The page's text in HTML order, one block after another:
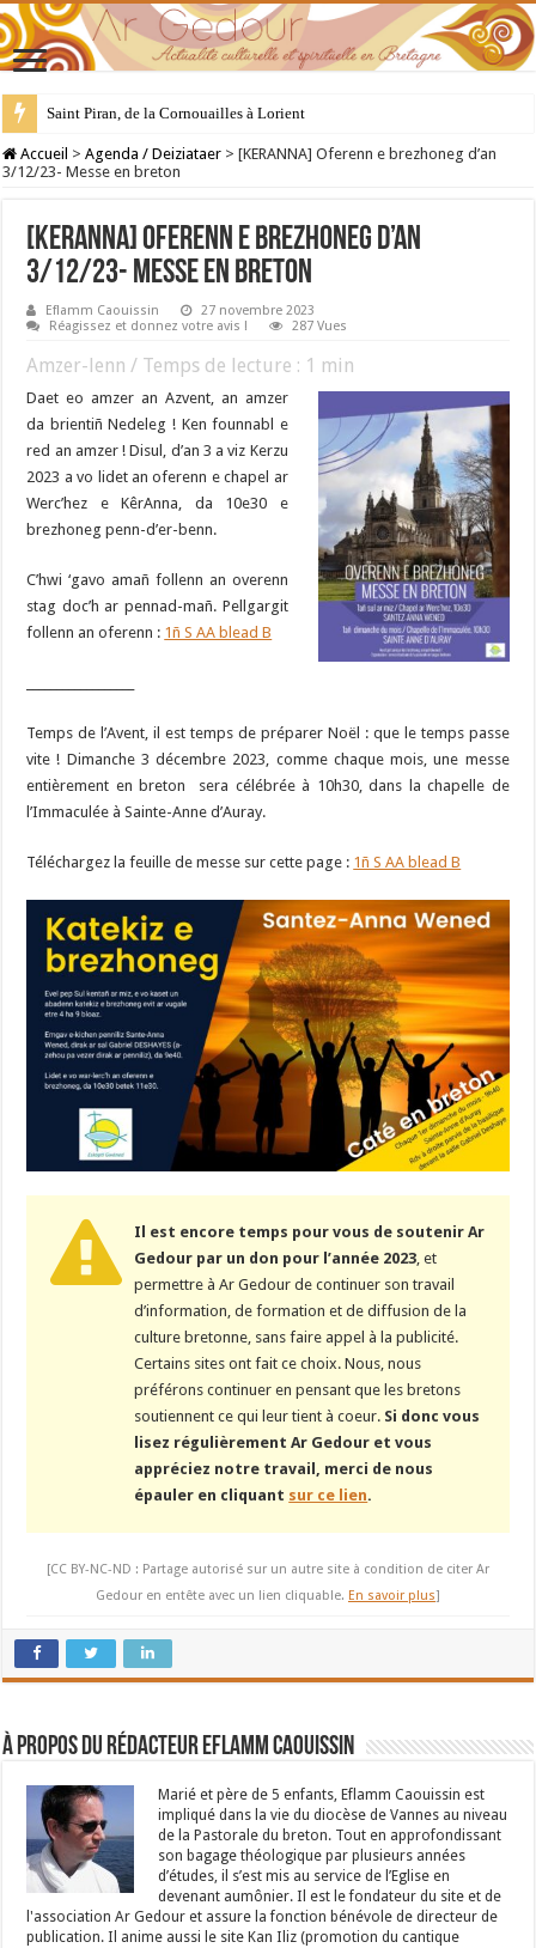
Saint Piran, de la Cornouailles à Lorient
28 juillet : Saint Samson de Dol, père de la Bretagne chrétienne
Accueil > Agenda / Deiziataer > [KERANNA] Oferenn e brezhoneg d’an
3/12/23- Messe en breton
[KERANNA] Oferenn e brezhoneg d’an
3/12/23- Messe en breton
Eflamm Caouissin
27 novembre 2023
Réagissez et donnez votre avis !
287 Vues
Amzer-lenn / Temps de lecture : 1 min
Daet eo amzer an Azvent, an amzer
da brientiñ Nedeleg ! Ken founnabl e
red an amzer ! Disul, d’an 3 a viz Kerzu
2023 a vo lidet an oferenn e chapel ar
Werc’hez e KêrAnna, da 10e30 e
brezhoneg penn-d’er-benn.
C’hwi ‘gavo amañ follenn an overenn
stag doc’h ar pennad-mañ. Pellgargit
follenn an oferenn : 1ñ S AA blead B
Temps de l’Avent, il est temps de préparer Noël : que le temps passe
vite ! Dimanche 3 décembre 2023, comme chaque mois, une messe
entièrement en breton sera célébrée à 10h30, dans la chapelle de
l’Immaculée à Sainte-Anne d’Auray.
Téléchargez la feuille de messe sur cette page : 1ñ S AA blead B
Il est encore temps pour vous de soutenir Ar
Gedour par un don pour l’année 2023, et
permettre à Ar Gedour de continuer son travail
d’information, de formation et de diffusion de la
culture bretonne, sans faire appel à la publicité.
Certains sites ont fait ce choix. Nous, nous
préférons continuer en pensant que les bretons
soutiennent ce qui leur tient à coeur. Si donc vous
lisez régulièrement Ar Gedour et vous
appréciez notre travail, merci de nous
épauler en cliquant sur ce lien.
[CC BY-NC-ND : Partage autorisé sur un autre site à condition de citer Ar
Gedour en entête avec un lien cliquable. En savoir plus]
À propos du rédacteur Eflamm Caouissin
Marié et père de 5 enfants, Eflamm Caouissin est
impliqué dans la vie du diocèse de Vannes au niveau
de la Pastorale du breton. Tout en approfondissant
son bagage théologique par plusieurs années
d’études, il s’est mis au service de l’Eglise en
devenant aumônier. Il est le fondateur du site et de
l'association Ar Gedour et assure la fonction bénévole de directeur de
publication. Il anime aussi le site Kan Iliz (promotion du cantique